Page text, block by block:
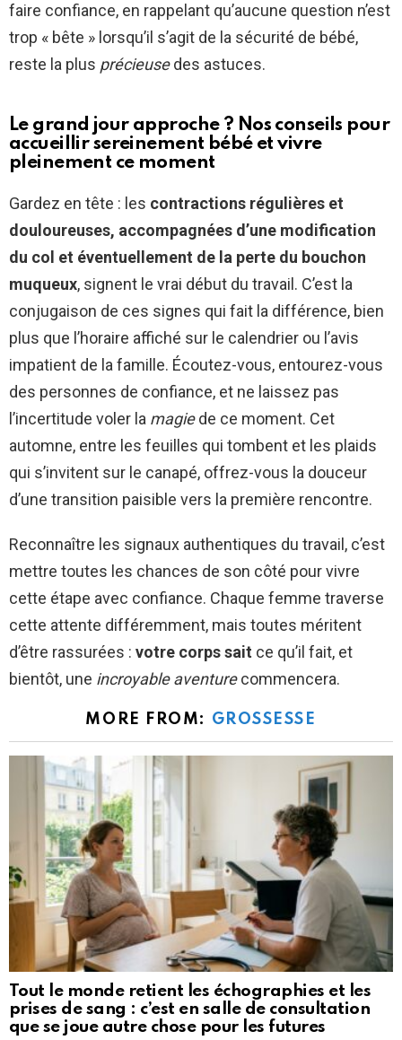
faire confiance, en rappelant qu’aucune question n’est
trop « bête » lorsqu’il s’agit de la sécurité de bébé,
reste la plus précieusedes astuces.
Le grand jour approche ? Nos conseils pour
accueillir sereinement bébé et vivre
pleinement ce moment
Gardez en tête : les contractions régulières et
douloureuses, accompagnées d’une modification
du col et éventuellement de la perte du bouchon
muqueux, signent le vrai début du travail. C’est la
conjugaison de ces signes qui fait la différence, bien
plus que l’horaire affiché sur le calendrier ou l’avis
impatient de la famille. Écoutez-vous, entourez-vous
des personnes de confiance, et ne laissez pas
l’incertitude voler la magiede ce moment. Cet
automne, entre les feuilles qui tombent et les plaids
qui s’invitent sur le canapé, offrez-vous la douceur
d’une transition paisible vers la première rencontre.
Reconnaître les signaux authentiques du travail, c’est
mettre toutes les chances de son côté pour vivre
cette étape avec confiance. Chaque femme traverse
cette attente différemment, mais toutes méritent
d’être rassurées : votre corps sait ce qu’il fait, et
bientôt, une incroyable aventurecommencera.
MORE FROM: GROSSESSE
Tout le monde retient les échographies et les
prises de sang : c’est en salle de consultation
que se joue autre chose pour les futures